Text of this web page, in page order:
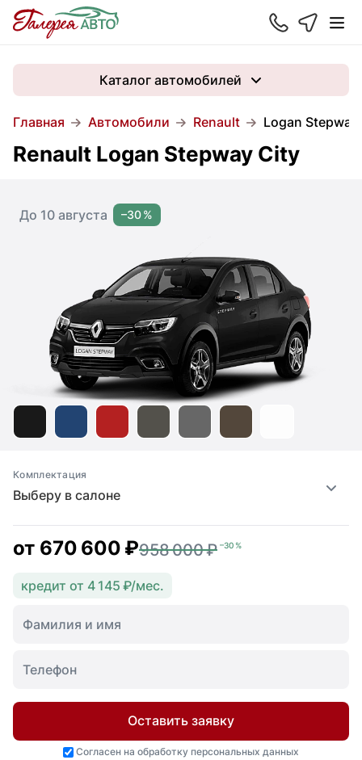
Главная Автомобили Renault Logan
Каталог автомобилей
Renault Logan Stepway City
До 10 августа –30 %
Выберу в салоне
Комплектация
от 670 600 ₽958 000 ₽ –30 %
кредит от 4 145 ₽/мес.
Оставить заявку
Согласен на обработку персональных данных